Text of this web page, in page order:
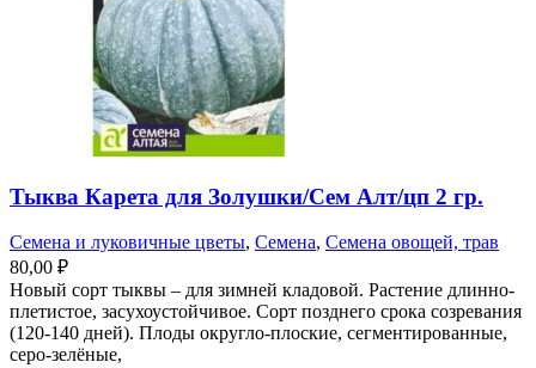
Тыква Карета для Золушки/Сем Алт/цп 2 гр.
Семена и луковичные цветы, Семена, Семена овощей, трав
80,00 ₽
Новый сорт тыквы – для зимней кладовой. Растение длинно-
плетистое, засухоустойчивое. Сорт позднего срока созревания
(120-140 дней). Плоды округло-плоские, сегментированные,
серо-зелёные,